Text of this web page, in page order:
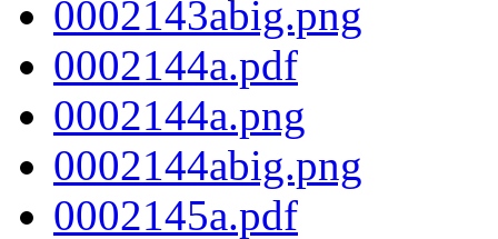
0002143abig.png
0002144a.pdf
0002144a.png
0002144abig.png
0002145a.pdf